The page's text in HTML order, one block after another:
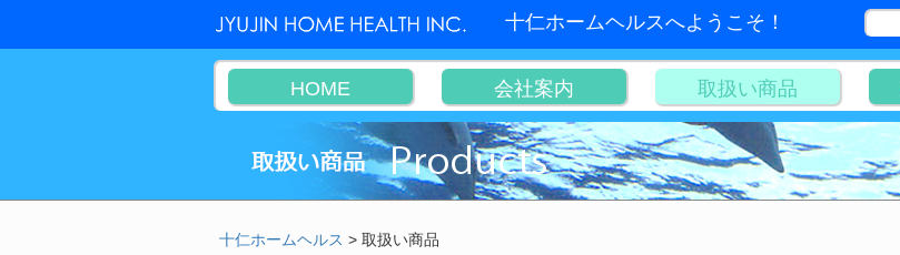
十仁ホームヘルスへようこそ！
HOME 会社案内 取扱い商品
十仁ホームヘルス > 取扱い商品